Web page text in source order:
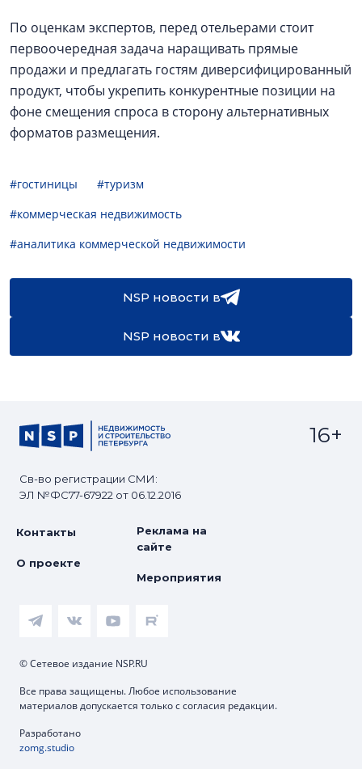
По оценкам экспертов, перед отельерами стоит
первоочередная задача наращивать прямые
продажи и предлагать гостям диверсифицированный
продукт, чтобы укрепить конкурентные позиции на
фоне смещения спроса в сторону альтернативных
форматов размещения.
#гостиницы
#туризм
#коммерческая недвижимость
#аналитика коммерческой недвижимости
NSP новости в
NSP новости в
Св-во регистрации СМИ:
ЭЛ №ФС77-67922 от 06.12.2016
16+
Контакты
О проекте
Реклама на
сайте
Мероприятия
© Сетевое издание NSP.RU
Все права защищены. Любое использование
материалов допускается только с согласия редакции.
Разработано
zomg.studio